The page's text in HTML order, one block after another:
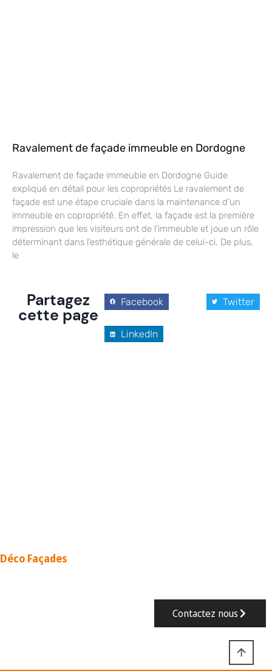
Ravalement de façade immeuble en Dordogne
Ravalement de façade immeuble en Dordogne Guide
expliqué en détail pour les copropriétés Le ravalement de
façade est une étape cruciale dans la maintenance d’un
immeuble en copropriété. En effet, la façade est la première
impression que les visiteurs ont de l’immeuble et joue un rôle
déterminant dans l’esthétique générale de celui-ci. De plus,
le
Partagez
cette page
Facebook Twitter
LinkedIn
Déco Façades
Contactez nous